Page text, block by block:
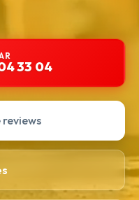
33 04